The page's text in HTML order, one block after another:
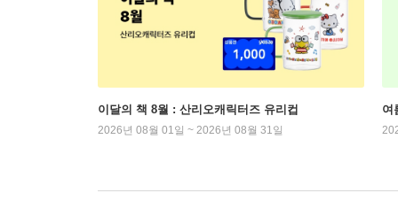
이달의 책 8월 : 산리오캐릭터즈 유리컵
2026년 08월 01일 ~ 2026년 08월 31일
여